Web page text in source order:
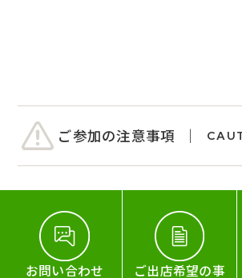
ご参加の注意事項
お問い合わせ ご出店希望の事